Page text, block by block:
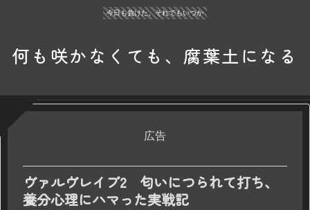
今日も負けた。それでもいつか
何も咲かなくても、腐葉土になる
広告
ヴァルヴレイブ2 匂いにつられて打ち、
養分心理にハマった実戦記